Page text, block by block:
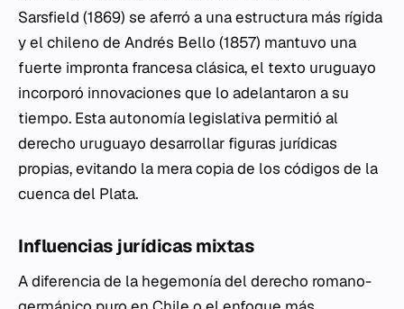
Sarsfield (1869) se aferró a una estructura más rígida
y el chileno de Andrés Bello (1857) mantuvo una
fuerte impronta francesa clásica, el texto uruguayo
incorporó innovaciones que lo adelantaron a su
tiempo. Esta autonomía legislativa permitió al
derecho uruguayo desarrollar figuras jurídicas
propias, evitando la mera copia de los códigos de la
cuenca del Plata.
Influencias jurídicas mixtas
A diferencia de la hegemonía del derecho romano-